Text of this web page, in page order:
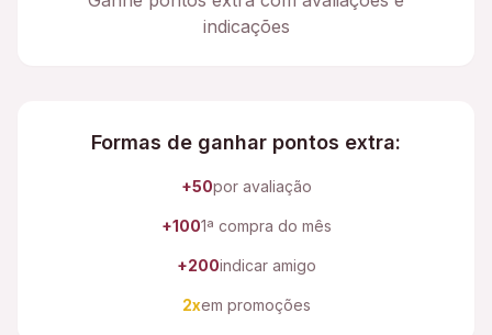
indicações
Formas de ganhar pontos extra:
+50por avaliação
+1001ª compra do mês
+200indicar amigo
2xem promoções